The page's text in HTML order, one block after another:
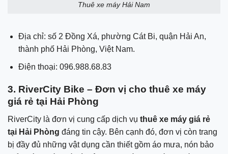
Thuê xe máy Hải Nam
Địa chỉ: số 2 Đồng Xá, phường Cát Bi, quận Hải An,
thành phố Hải Phòng, Việt Nam.
Điện thoại: 096.988.68.83
3. RiverCity Bike – Đơn vị cho thuê xe máy
giá rẻ tại Hải Phòng
RiverCity là đơn vị cung cấp dịch vụ thuê xe máy giá rẻ
tại Hải Phòng đáng tin cậy. Bên cạnh đó, đơn vị còn trang
bị đầy đủ những vật dụng cần thiết gồm áo mưa, nón bảo